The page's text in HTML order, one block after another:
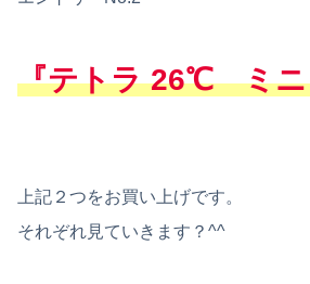
『テトラ 26℃ ミニ
上記２つをお買い上げです。
それぞれ見ていきます？^^